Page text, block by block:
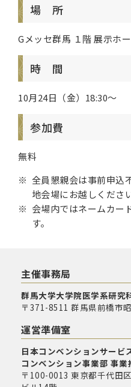
場 所
Gメッセ群馬 １階 展示ホ
時 間
10月24日（金）18:30～
参加費
無料
全員懇親会は事前申込
地会場にお越しください
会場内ではネームカー
す。
主催事務局
群馬大学大学院医学系研究
〒371-8511 群馬県前橋市
運営準備室
日本コンベンションサービ
コンベンション事業部 事業
〒100-0013 東京都千代田